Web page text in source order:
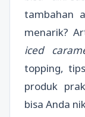
tambahan
menarik?
iced
topping,
produk
bisa Anda